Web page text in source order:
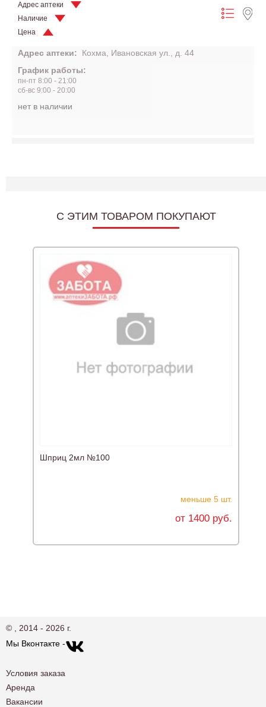
Адрес аптеки
Наличие
Цена
Адрес аптеки:
Кохма, Ивановская ул., д. 44
График работы:
пн-пт 8:00 - 21:00
сб-вс 9:00 - 20:00
нет в наличии
C ЭТИМ ТОВАРОМ ПОКУПАЮТ
Шприц 2мл №100
меньше 5 шт.
от 1400 руб.
© , 2014 - 2026 г.
Мы Вконтакте -
Условия заказа
Аренда
Вакансии